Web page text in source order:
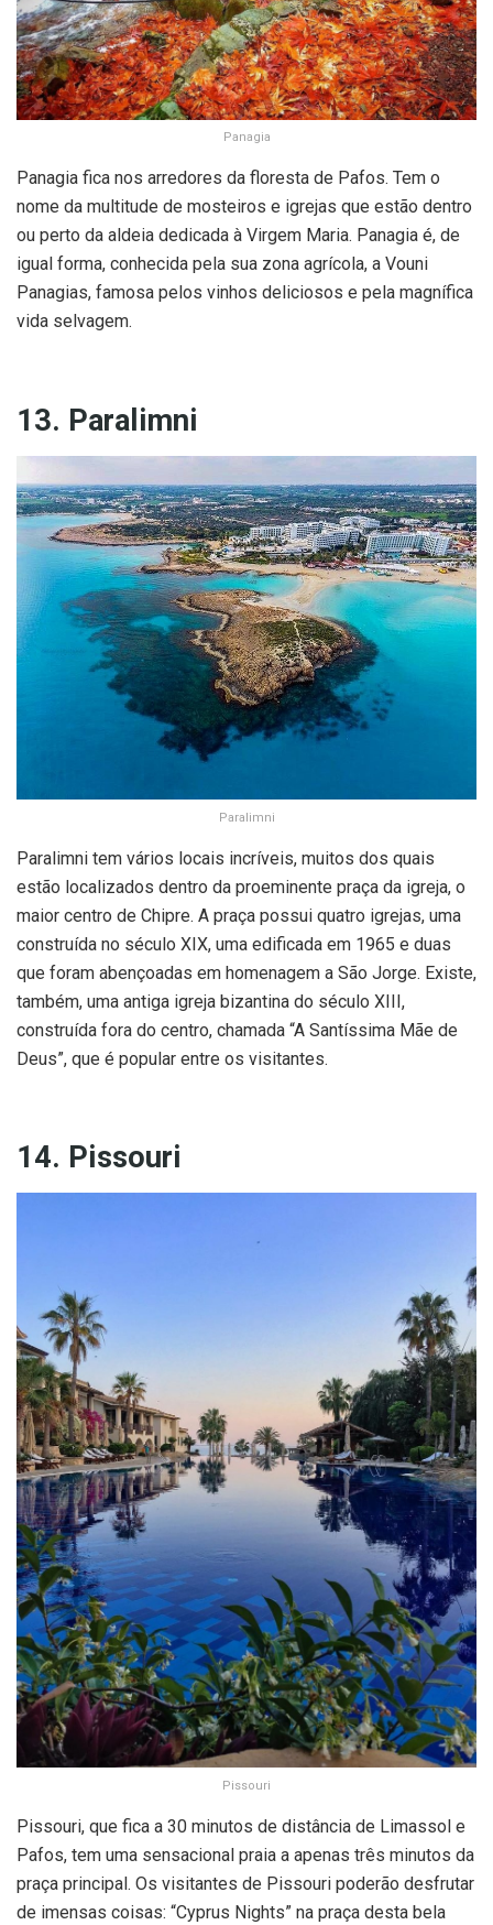
Panagia
Panagia fica nos arredores da floresta de Pafos. Tem o
nome da multitude de mosteiros e igrejas que estão dentro
ou perto da aldeia dedicada à Virgem Maria. Panagia é, de
igual forma, conhecida pela sua zona agrícola, a Vouni
Panagias, famosa pelos vinhos deliciosos e pela magnífica
vida selvagem.
13. Paralimni
Paralimni
Paralimni tem vários locais incríveis, muitos dos quais
estão localizados dentro da proeminente praça da igreja, o
maior centro de Chipre. A praça possui quatro igrejas, uma
construída no século XIX, uma edificada em 1965 e duas
que foram abençoadas em homenagem a São Jorge. Existe,
também, uma antiga igreja bizantina do século XIII,
construída fora do centro, chamada “A Santíssima Mãe de
Deus”, que é popular entre os visitantes.
14. Pissouri
Pissouri
Pissouri, que fica a 30 minutos de distância de Limassol e
Pafos, tem uma sensacional praia a apenas três minutos da
praça principal. Os visitantes de Pissouri poderão desfrutar
de imensas coisas: “Cyprus Nights” na praça desta bela